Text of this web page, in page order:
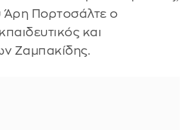
Άρη Πορτοσάλτε ο
και
Ζαμπακίδης.